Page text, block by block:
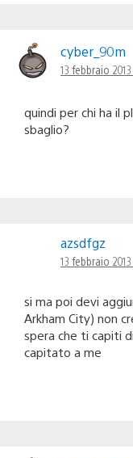
cyber_90m
13 febbraio 2013
quindi per chi ha il
sbaglio?
azsdfgz
13 febbraio 2013
si ma poi devi
Arkham City) non
spera che ti capiti
capitato a me